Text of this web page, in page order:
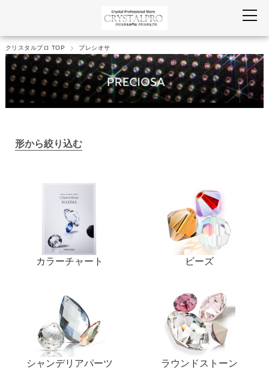
クリスタルプロ TOP プレシオサ
形から絞り込む
カラーチャート ビーズ
シャンデリアパーツ ラウンドストーン